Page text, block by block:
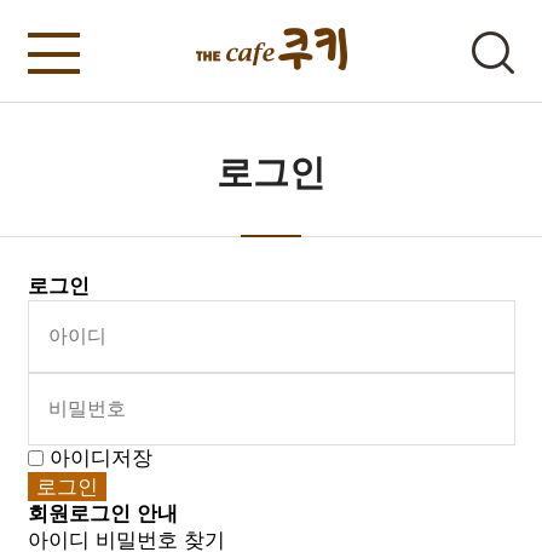
로그인
로그인
아이디저장
회원로그인 안내
아이디 비밀번호 찾기